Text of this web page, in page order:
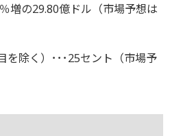
増の29.80億ドル（市場予想は
除く）･･･25セント（市場予